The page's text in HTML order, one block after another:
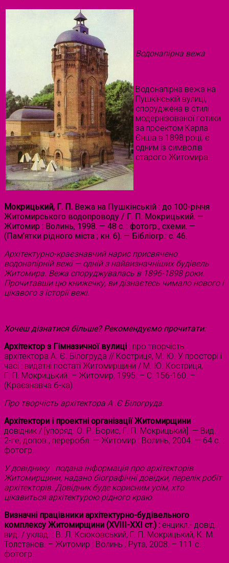
Водонапірна вежа
Водонапірна вежа на
Пушкінській вулиці,
споруджена в стилі
модернізованої готики
за проектом Карла
Єнша в 1898 році, є
одним із символів
старого Житомира.
Мокрицький, Г. П. Вежа на Пушкінській : до 100-річчя
Житомирського водопроводу / Г. П. Мокрицький. —
Житомир : Волинь, 1998. — 48 с. : фотогр., схеми. —
(Пам’ятки рідного міста ; кн. 6). — Бібліогр.: с. 46.
Архітектурно-краєзнавчий нарис присвячено
водонапірній вежі — одній з найвизначніших будівель
Житомира. Вежа споруджувалась в 1896-1898 роки.
Прочитавши цю книжечку, ви дізнаєтесь чимало нового і
цікавого з історії вежі.
Хочеш дізнатися більше? Рекомендуємо прочитати:
Архітектор з Гімназичної вулиці : про творчість
архітектора А. Є. Білогруда // Костриця, М. Ю. У просторі і
часі : видатні постаті Житомирщини / М. Ю. Костриця,
Г. П. Мокрицький. – Житомир, 1995. – С. 156-160. –
(Краєзнавча б-ка).
Про творчість архітектора А .Є Білогруда.
Архітектори і проектні організації Житомирщини :
довідник / [упоряд. О. Р. Борис, Г. П. Мокрицький]. — Вид.
2-ге, допов., переробл. — Житомир : Волинь, 2004. — 64 с. :
фотогр.
У довіднику подана інформація про архітекторів
Житомирщини, надано біографічні довідки, перелік робіт
архітекторів. Довідник буде корисним усім, хто
цікавиться архітектурою рідного краю.
Визначні працівники архітектурно-будівельного
комплексу Житомирщини (ХVIII-XXI ст.) : енцикл.- довід.
вид. / уклад. : В. Л. Ксюковський, Г. П. Мокрицький, К. М.
Толстанов. – Житомир : Волинь ; Рута, 2008. – 111 с. :
фотогр.